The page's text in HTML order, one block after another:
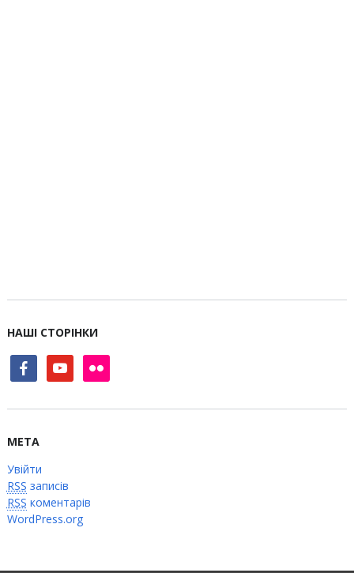
НАШІ СТОРІНКИ
facebookyoutube flickr
МЕТА
Увійти
RSS записів
RSS коментарів
WordPress.org